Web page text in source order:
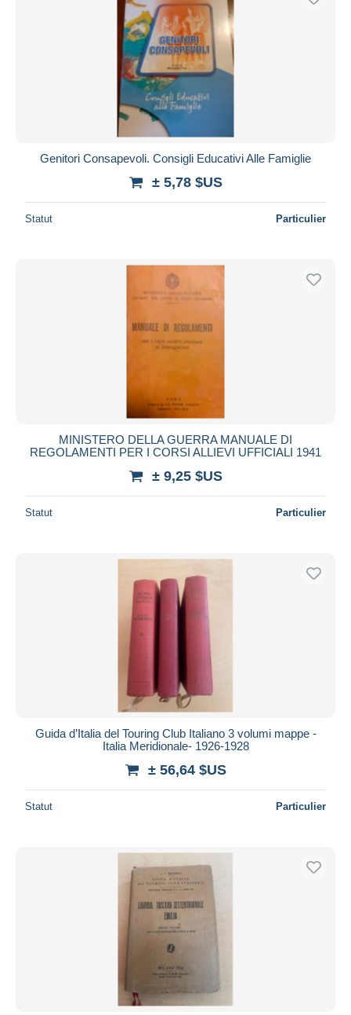
Genitori Consapevoli. Consigli Educativi Alle Famiglie
± 5,78 $US
Statut Particulier
MINISTERO DELLA GUERRA MANUALE DI
REGOLAMENTI PER I CORSI ALLIEVI UFFICIALI 1941
± 9,25 $US
Statut Particulier
Guida d’Italia del Touring Club Italiano 3 volumi mappe -
Italia Meridionale- 1926-1928
± 56,64 $US
Statut Particulier